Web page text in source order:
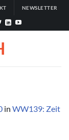
NEWSLETTER
in WW139: Zeit